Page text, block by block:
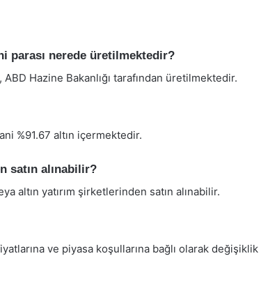
parası nerede üretilmektedir?
Hazine Bakanlığı tarafından üretilmektedir.
%91.67 altın içermektedir.
satın alınabilir?
altın yatırım şirketlerinden satın alınabilir.
ve piyasa koşullarına bağlı olarak değişiklik